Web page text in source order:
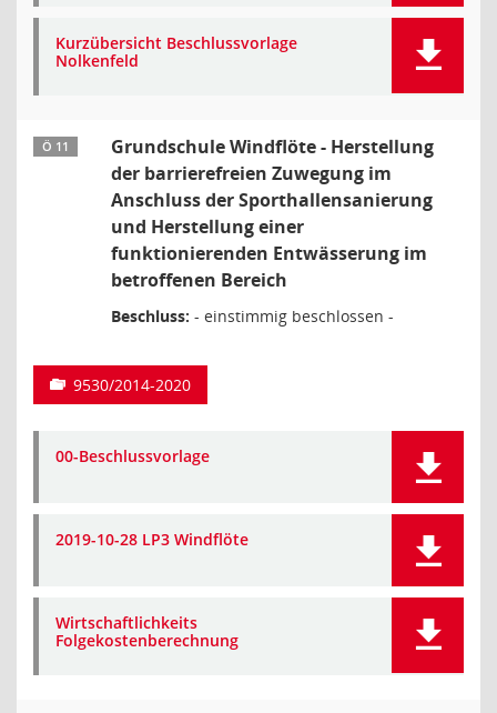
Kurzübersicht Beschlussvorlage
Nolkenfeld
Ö 11
Grundschule Windflöte - Herstellung
der barrierefreien Zuwegung im
Anschluss der Sporthallensanierung
und Herstellung einer
funktionierenden Entwässerung im
betroffenen Bereich
Beschluss: - einstimmig beschlossen -
9530/2014-2020
00-Beschlussvorlage
2019-10-28 LP3 Windflöte
Wirtschaftlichkeits
Folgekostenberechnung